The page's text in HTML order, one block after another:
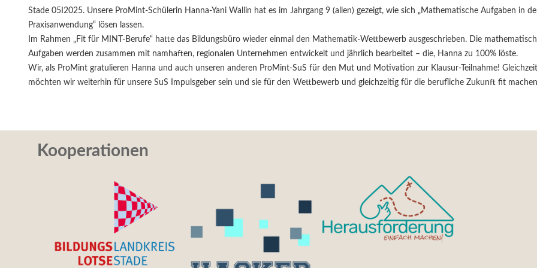
Stade 05I2025. Unsere ProMint-Schülerin Hanna-Yani Wallin hat es im Jahrgang 9 (allen) gezeigt, wie sich „Mathematische Aufgaben in
Praxisanwendung“ lösen lassen.
Im Rahmen „Fit für MINT-Berufe“ hatte das Bildungsbüro wieder einmal den Mathematik-Wettbewerb ausgeschrieben. Die
Aufgaben werden zusammen mit namhaften, regionalen Unternehmen entwickelt und jährlich bearbeitet – die, Hanna zu 100% löste.
Wir, als ProMint gratulieren Hanna und auch unseren anderen ProMint-SuS für den Mut und Motivation zur Klausur-Teilnahme!
möchten wir weiterhin für unsere SuS Impulsgeber sein und sie für den Wettbewerb und gleichzeitig für die berufliche Zukunft fit
Kooperationen